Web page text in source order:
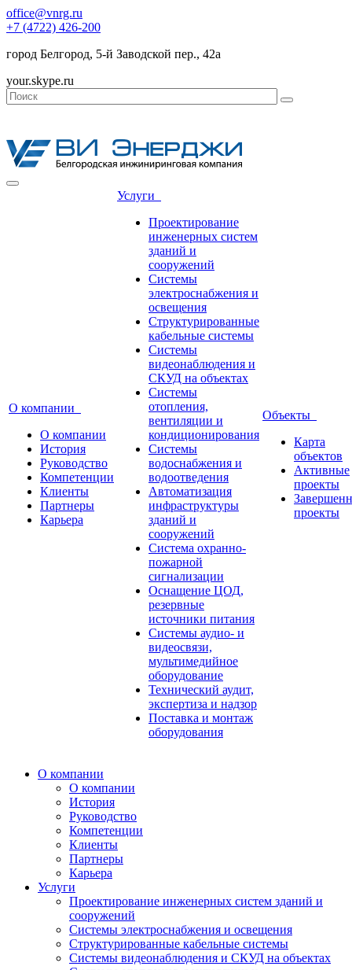
office@vnrg.ru
+7 (4722) 426-200
город Белгород, 5-й Заводской пер., 42а
your.skype.ru
О компании
О компании
История
Руководство
Компетенции
Клиенты
Партнеры
Карьера
Услуги
Проектирование
инженерных систем
зданий и
сооружений
Системы
электроснабжения и
освещения
Структурированные
кабельные системы
Системы
видеонаблюдения и
СКУД на объектах
Системы
отопления,
вентиляции и
кондиционирования
Системы
водоснабжения и
водоотведения
Автоматизация
инфраструктуры
зданий и
сооружений
Система охранно-
пожарной
сигнализации
Оснащение ЦОД,
резервные
источники питания
Системы аудио- и
видеосвязи,
мультимедийное
оборудование
Технический аудит,
экспертиза и надзор
Поставка и монтаж
оборудования
Объекты
Карта
объектов
Активные
проекты
проекты
О компании
О компании
История
Руководство
Компетенции
Клиенты
Партнеры
Карьера
Услуги
Проектирование инженерных систем зданий и
сооружений
Системы электроснабжения и освещения
Структурированные кабельные системы
Системы видеонаблюдения и СКУД на объектах